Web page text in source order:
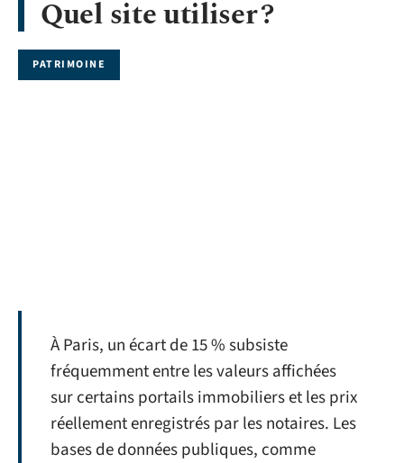
Quel site utiliser ?
PATRIMOINE
À Paris, un écart de 15 % subsiste
fréquemment entre les valeurs affichées
sur certains portails immobiliers et les prix
réellement enregistrés par les notaires. Les
bases de données publiques, comme